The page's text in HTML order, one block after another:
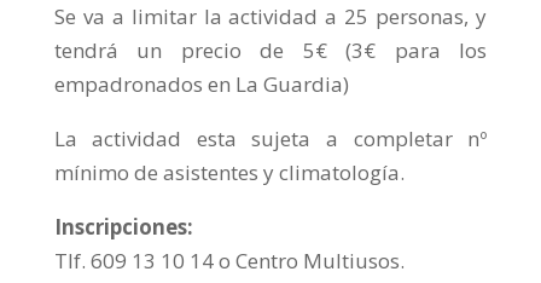
Se va a limitar la actividad a 25 personas, y
tendrá un precio de 5€ (3€ para los
empadronados en La Guardia)
La actividad esta sujeta a completar nº
mínimo de asistentes y climatología.
Inscripciones:
Tlf. 609 13 10 14 o Centro Multiusos.